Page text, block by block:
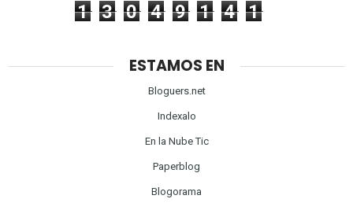
1 3 0 4 9 1 4 1
ESTAMOS EN
Bloguers.net
Indexalo
En la Nube Tic
Paperblog
Blogorama